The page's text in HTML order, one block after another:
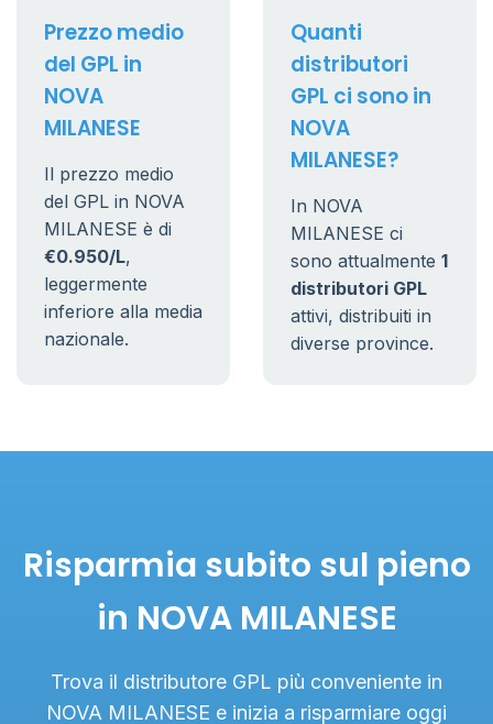
Prezzo medio
del GPL in
NOVA
MILANESE
Il prezzo medio
del GPL in NOVA
MILANESE è di
€0.950/L,
leggermente
inferiore alla media
nazionale.
Quanti
distributori
GPL ci sono in
NOVA
MILANESE?
In NOVA
MILANESE ci
sono attualmente 1
distributori GPL
attivi, distribuiti in
diverse province.
Risparmia subito sul pieno
in NOVA MILANESE
Trova il distributore GPL più conveniente in
NOVA MILANESE e inizia a risparmiare oggi